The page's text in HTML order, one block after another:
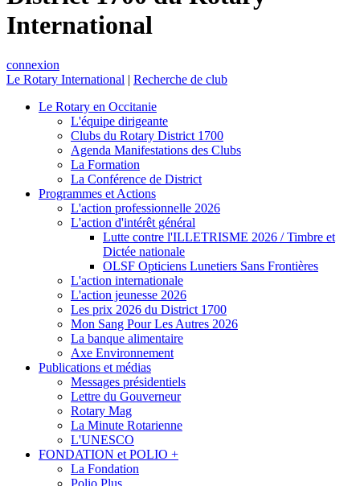
International
connexion
Le Rotary International | Recherche de club
Le Rotary en Occitanie
L'équipe dirigeante
Clubs du Rotary District 1700
Agenda Manifestations des Clubs
La Formation
La Conférence de District
Programmes et Actions
L'action professionnelle 2026
L'action d'intérêt général
Lutte contre l'ILLETRISME 2026 / Timbre et
Dictée nationale
OLSF Opticiens Lunetiers Sans Frontières
L'action internationale
L'action jeunesse 2026
Les prix 2026 du District 1700
Mon Sang Pour Les Autres 2026
La banque alimentaire
Axe Environnement
Publications et médias
Messages présidentiels
Lettre du Gouverneur
Rotary Mag
La Minute Rotarienne
L'UNESCO
FONDATION et POLIO +
La Fondation
Polio Plus